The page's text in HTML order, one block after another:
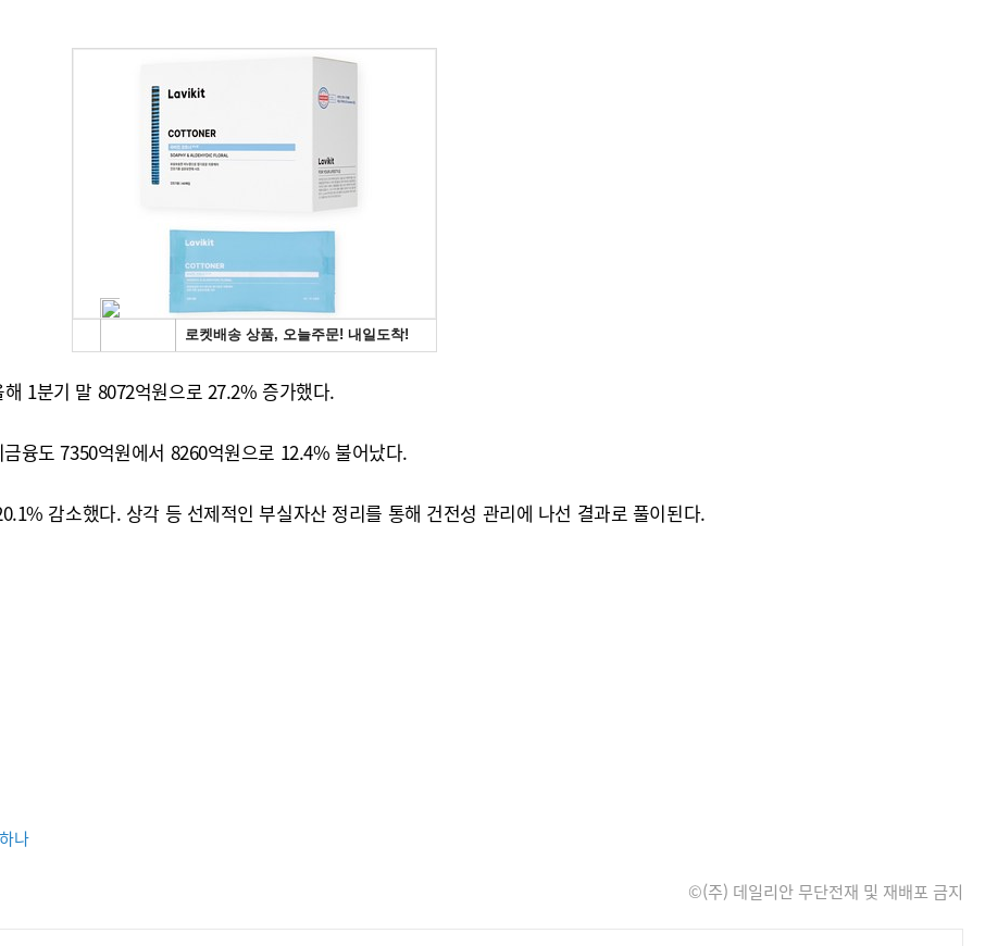
1분기 말 8072억원으로 27.2% 증가했다.
융도 7350억원에서 8260억원으로 12.4% 불어났다.
감소했다. 상각 등 선제적인 부실자산 정리를 통해 건전성 관리에 나선 결과로 풀이된다.
나
©(주) 데일리안 무단전재 및 재배포 금지